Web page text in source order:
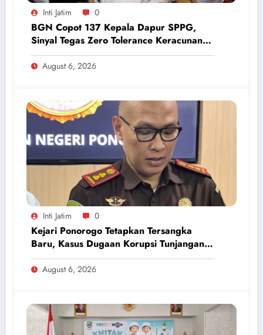
Inti Jatim 0
BGN Copot 137 Kepala Dapur SPPG,
Sinyal Tegas Zero Tolerance Keracunan
Makanan dan Korupsi
August 6, 2026
Inti Jatim 0
Kejari Ponorogo Tetapkan Tersangka
Baru, Kasus Dugaan Korupsi Tunjangan
Perumahan DPRD 2023-2026
August 6, 2026